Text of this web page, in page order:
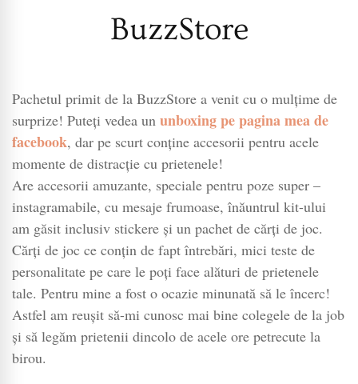
BuzzStore
Pachetul primit de la BuzzStore a venit cu o mulțime de
surprize! Puteți vedea un unboxing pe pagina mea de
facebook, dar pe scurt conține accesorii pentru acele
momente de distracție cu prietenele!
Are accesorii amuzante, speciale pentru poze super –
instagramabile, cu mesaje frumoase, înăuntrul kit-ului
am găsit inclusiv stickere și un pachet de cărți de joc.
Cărți de joc ce conțin de fapt întrebări, mici teste de
personalitate pe care le poți face alături de prietenele
tale. Pentru mine a fost o ocazie minunată să le încerc!
Astfel am reușit să-mi cunosc mai bine colegele de la job
și să legăm prietenii dincolo de acele ore petrecute la
birou.